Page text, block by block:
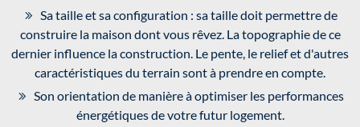
Sa taille et sa configuration : sa taille doit permettre de
construire la maison dont vous rêvez. La topographie de ce
dernier influence la construction. Le pente, le relief et d'autres
caractéristiques du terrain sont à prendre en compte.
Son orientation de manière à optimiser les performances
énergétiques de votre futur logement.